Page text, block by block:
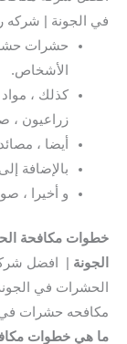
في الجونة |
حشرات
الأشخاص.
كذلك ،
زراعيون ،
أيضا ،
بالإضافة
و أخيرا ،
خطوات مكافحة
الجونة | افضل
الحشرات في
مكافحه حشرات في
ما هي خطوات